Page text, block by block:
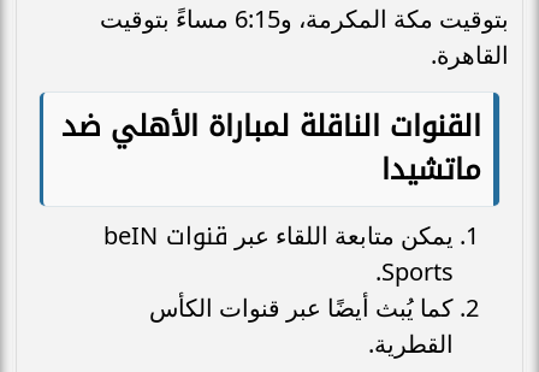
بتوقيت مكة المكرمة، و6:15 مساءً بتوقيت
القاهرة.
القنوات الناقلة لمباراة الأهلي ضد
ماتشيدا
يمكن متابعة اللقاء عبر قنوات beIN
Sports.
كما يُبث أيضًا عبر قنوات الكأس
القطرية.